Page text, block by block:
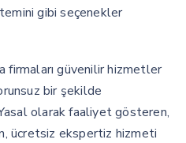
gibi seçenekler
firmaları güvenilir hizmetler
bir şekilde
olarak faaliyet gösteren,
ücretsiz ekspertiz hizmeti